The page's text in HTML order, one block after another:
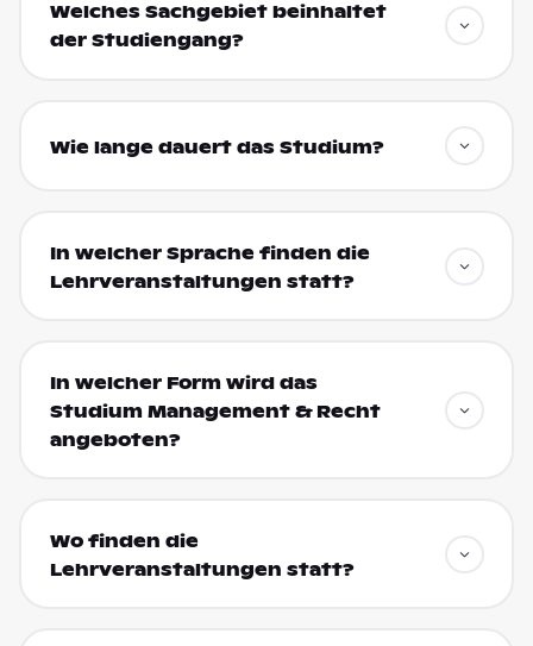
Welches Sachgebiet beinhaltet
der Studiengang?
Wie lange dauert das Studium?
In welcher Sprache finden die
Lehrveranstaltungen statt?
In welcher Form wird das
Studium Management & Recht
angeboten?
Wo finden die
Lehrveranstaltungen statt?